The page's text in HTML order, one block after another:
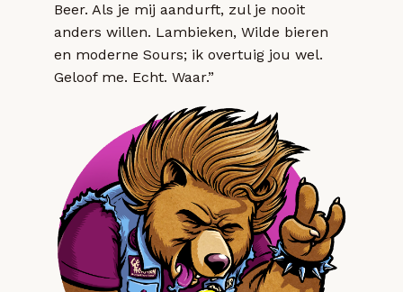
Beer. Als je mij aandurft, zul je nooit
anders willen. Lambieken, Wilde bieren
en moderne Sours; ik overtuig jou wel.
Geloof me. Echt. Waar.”